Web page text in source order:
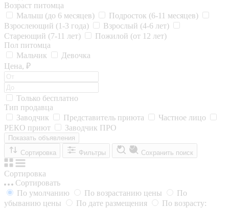
Возраст питомца
Малыш (до 6 месяцев)
Подросток (6-11 месяцев)
Взрослеющий (1-3 года)
Взрослый (4-6 лет)
Стареющий (7-11 лет)
Пожилой (от 12 лет)
Пол питомца
Мальчик
Девочка
Цена, ₽
Только бесплатно
Тип продавца
Заводчик
Представитель приюта
Частное лицо
РЕКО приют
Заводчик ПРО
Показать объявления
Сортировка
Фильтры Сохранить поиск
Сортировка
Сортировать
По умолчанию
По возрастанию цены
По
убыванию цены
По дате размещения
По возрасту: